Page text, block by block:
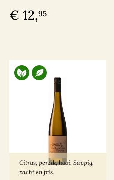
€ 12,95
Citrus, perzik, hooi. Sappig,
zacht en fris.